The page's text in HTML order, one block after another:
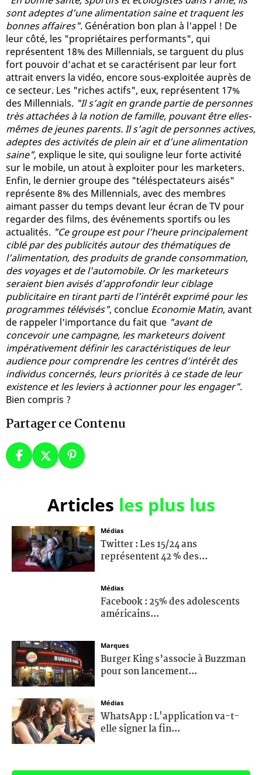
sont adeptes d’une alimentation saine et traquent les
bonnes affaires". Génération bon plan à l'appel ! De
leur côté, les "propriétaires performants", qui
représentent 18% des Millennials, se targuent du plus
fort pouvoir d’achat et se caractérisent par leur fort
attrait envers la vidéo, encore sous-exploitée auprès de
ce secteur. Les "riches actifs", eux, représentent 17%
des Millennials. "Il s’agit en grande partie de personnes
très attachées à la notion de famille, pouvant être elles-
mêmes de jeunes parents. Il s’agit de personnes actives,
adeptes des activités de plein air et d’une alimentation
saine", explique le site, qui souligne leur forte activité
sur le mobile, un atout à exploiter pour les marketers.
Enfin, le dernier groupe des "téléspectateurs aisés"
représente 8% des Millennials, avec des membres
aimant passer du temps devant leur écran de TV pour
regarder des films, des événements sportifs ou les
actualités. "Ce groupe est pour l’heure principalement
ciblé par des publicités autour des thématiques de
l’alimentation, des produits de grande consommation,
des voyages et de l’automobile. Or les marketeurs
seraient bien avisés d’approfondir leur ciblage
publicitaire en tirant parti de l’intérêt exprimé pour les
programmes télévisés", conclue Economie Matin, avant
de rappeler l'importance du fait que "avant de
concevoir une campagne, les marketeurs doivent
impérativement définir les caractéristiques de leur
audience pour comprendre les centres d’intérêt des
individus concernés, leurs priorités à ce stade de leur
existence et les leviers à actionner pour les engager".
Bien compris ?
Partager ce Contenu
Articles les plus lus
Médias
Twitter : Les 15/24 ans
représentent 42 % des...
Médias
Facebook : 25% des adolescents
américains...
Marques
Burger King s’associe à Buzzman
pour son lancement...
Médias
WhatsApp : L'application va-t-
elle signer la fin...